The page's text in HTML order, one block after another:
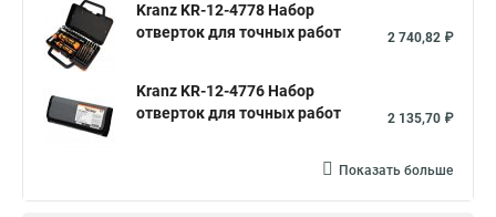
Kranz KR-12-4778 Набор
отверток для точных работ
2 740,82 ₽
Kranz KR-12-4776 Набор
отверток для точных работ
2 135,70 ₽
Показать больше